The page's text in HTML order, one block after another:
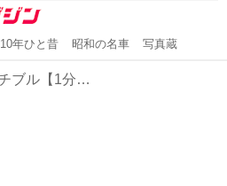
10年ひと昔 昭和の名車 写真蔵
MINI コンバーチブル【1分で読める輸入車解説／2022年現行モデル】